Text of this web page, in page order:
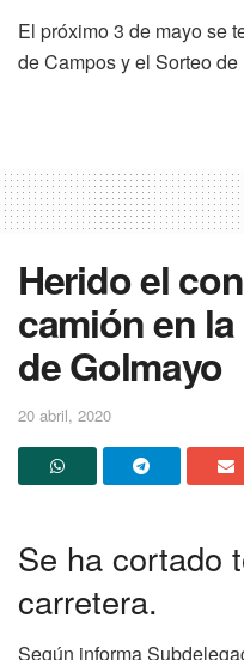
El próximo 3 de mayo se
de Campos y el Sorteo
Herido el
camión en
de Golmayo
20 abril, 2020
Se ha cortado
carretera.
Según informa